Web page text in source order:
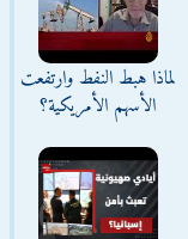
لماذا هبط النفط وارتفعت
الأسهم الأمريكية؟